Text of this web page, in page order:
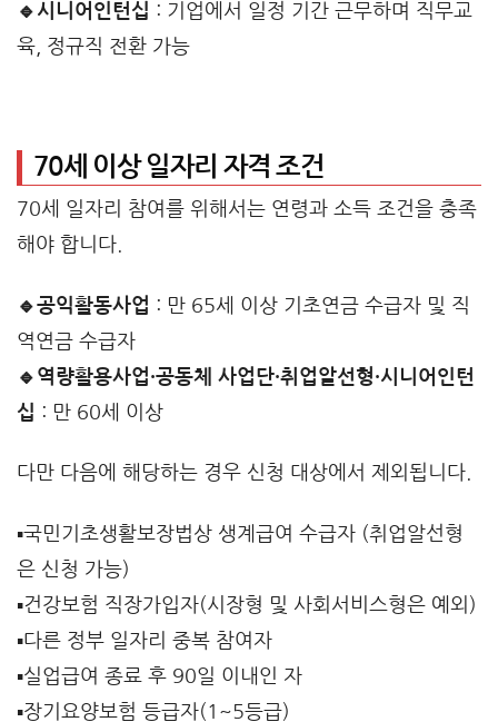
🔹시니어인턴십 : 기업에서 일정 기간 근무하며 직무교
육, 정규직 전환 가능
70세 이상 일자리 자격 조건
70세 일자리 참여를 위해서는 연령과 소득 조건을 충족
해야 합니다.
🔹공익활동사업 : 만 65세 이상 기초연금 수급자 및 직
역연금 수급자
🔹역량활용사업·공동체 사업단·취업알선형·시니어인턴
십 : 만 60세 이상
다만 다음에 해당하는 경우 신청 대상에서 제외됩니다.
▪️국민기초생활보장법상 생계급여 수급자 (취업알선형
은 신청 가능)
▪️건강보험 직장가입자(시장형 및 사회서비스형은 예외)
▪️다른 정부 일자리 중복 참여자
▪️실업급여 종료 후 90일 이내인 자
▪️장기요양보험 등급자(1~5등급)